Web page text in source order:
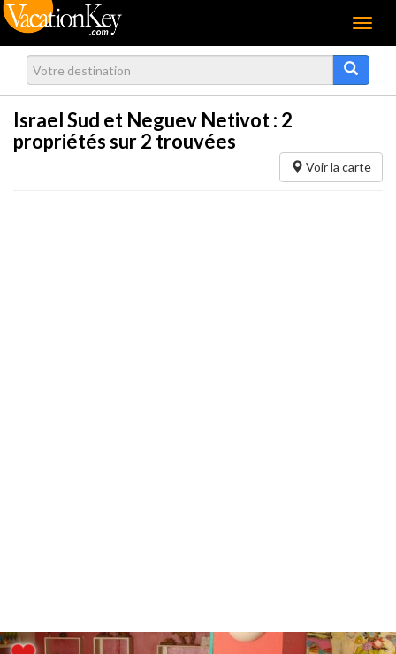
Menu
Israel Sud et Neguev Netivot : 2
propriétés sur 2 trouvées
Voir la carte